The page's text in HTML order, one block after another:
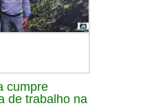
cumpre
de trabalho na